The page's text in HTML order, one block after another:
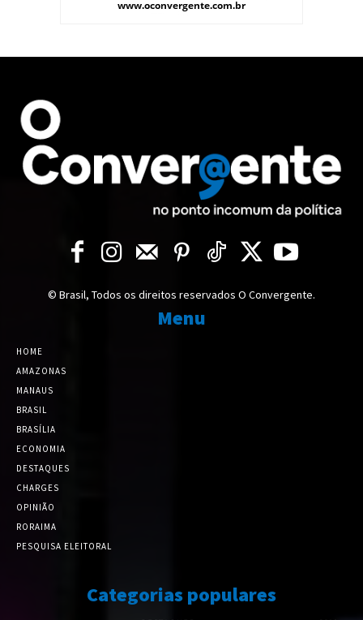
© Brasil, Todos os direitos reservados O Convergente.
Menu
HOME
AMAZONAS
MANAUS
BRASIL
BRASÍLIA
ECONOMIA
DESTAQUES
CHARGES
OPINIÃO
RORAIMA
PESQUISA ELEITORAL
Categorias populares